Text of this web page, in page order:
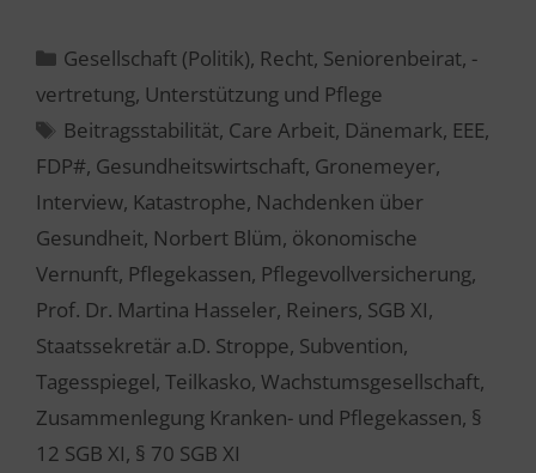
Kategorien
Gesellschaft (Politik), Recht, Seniorenbeirat, -
vertretung, Unterstützung und Pflege
Schlagwörter
Beitragsstabilität, Care Arbeit, Dänemark, EEE,
FDP#, Gesundheitswirtschaft, Gronemeyer,
Interview, Katastrophe, Nachdenken über
Gesundheit, Norbert Blüm, ökonomische
Vernunft, Pflegekassen, Pflegevollversicherung,
Prof. Dr. Martina Hasseler, Reiners, SGB XI,
Staatssekretär a.D. Stroppe, Subvention,
Tagesspiegel, Teilkasko, Wachstumsgesellschaft,
Zusammenlegung Kranken- und Pflegekassen, §
12 SGB XI, § 70 SGB XI